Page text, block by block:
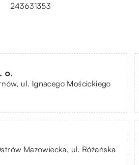
243631353
o.
ul. Ignacego Mościckiego
Mazowiecka, ul. Różańska